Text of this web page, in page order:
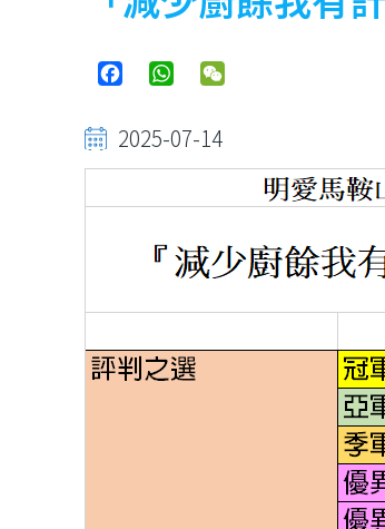
結
FacebookWhatsApp
2025-07-14